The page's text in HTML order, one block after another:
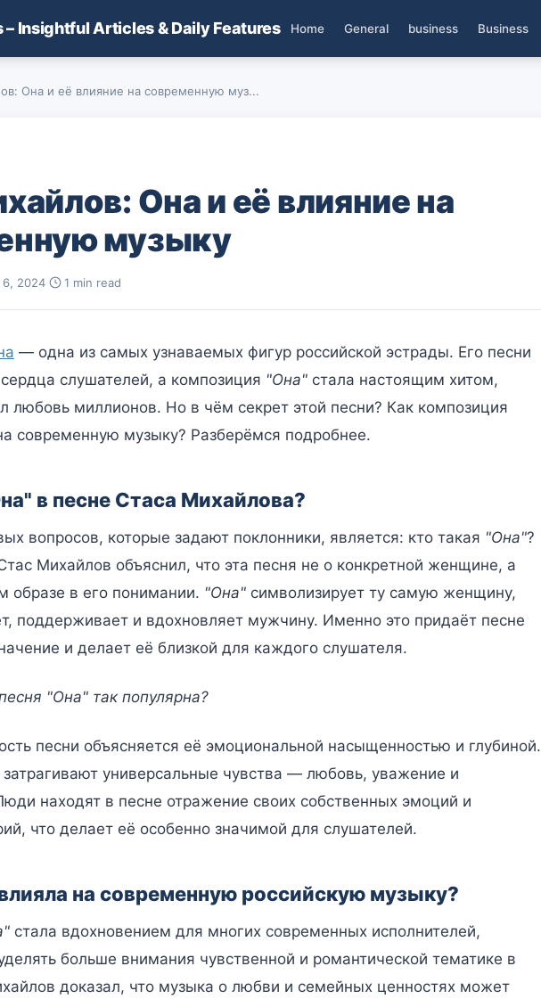
– Insightful Articles & Daily Features Home General business Business
Она и её влияние на современную муз...
Она и её влияние на
музыку
6, 2024 1 min read
— одна из самых узнаваемых фигур российской эстрады. Его песни
слушателей, а композиция "Она" стала настоящим хитом,
любовь миллионов. Но в чём секрет этой песни? Как композиция
современную музыку? Разберёмся подробнее.
в песне Стаса Михайлова?
вопросов, которые задают поклонники, является: кто такая "Она"?
Михайлов объяснил, что эта песня не о конкретной женщине, а
образе в его понимании. "Она" символизирует ту самую женщину,
поддерживает и вдохновляет мужчину. Именно это придаёт песне
и делает её близкой для каждого слушателя.
"Она" так популярна?
песни объясняется её эмоциональной насыщенностью и глубиной.
универсальные чувства — любовь, уважение и
находят в песне отражение своих собственных эмоций и
что делает её особенно значимой для слушателей.
на современную российскую музыку?
стала вдохновением для многих современных исполнителей,
больше внимания чувственной и романтической тематике в
доказал, что музыка о любви и семейных ценностях может